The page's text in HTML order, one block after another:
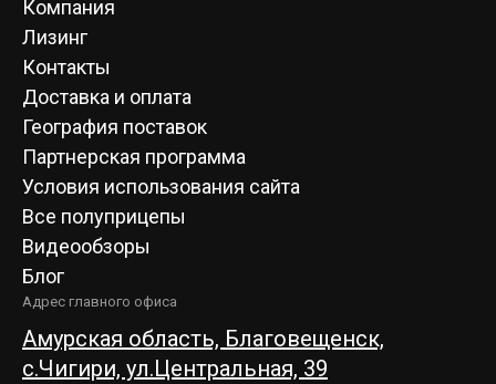
Компания
Лизинг
Контакты
Доставка и оплата
География поставок
Партнерская программа
Условия использования сайта
Все полуприцепы
Видеообзоры
Блог
Адрес главного офиса
Амурская область, Благовещенск,
c.Чигири, ул.Центральная, 39